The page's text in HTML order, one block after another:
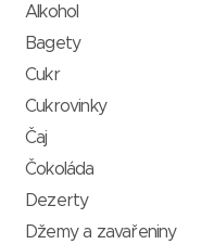
Alkohol
Bagety
Cukr
Cukrovinky
Čaj
Čokoláda
Dezerty
Džemy a zavařeniny